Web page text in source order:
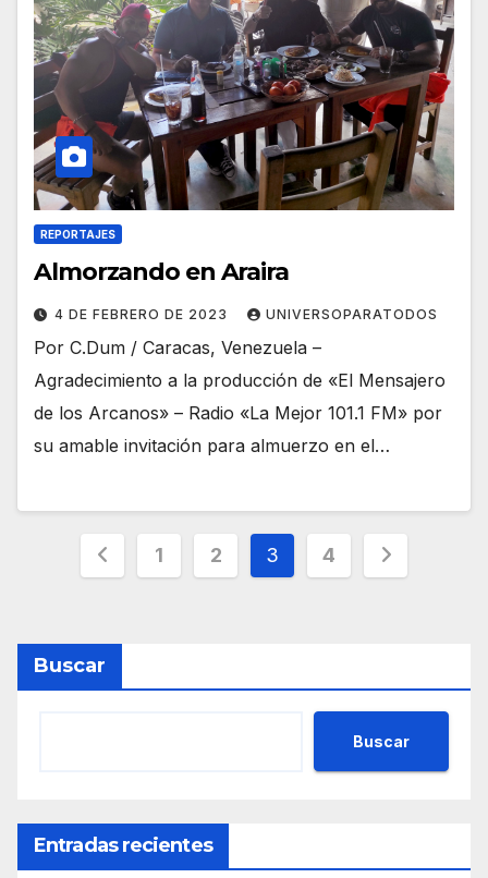
REPORTAJES
Almorzando en Araira
4 DE FEBRERO DE 2023 UNIVERSOPARATODOS
Por C.Dum / Caracas, Venezuela –
Agradecimiento a la producción de «El Mensajero
de los Arcanos» – Radio «La Mejor 101.1 FM» por
su amable invitación para almuerzo en el…
Paginación
entradas
1 2 3 4
Buscar
Buscar
Entradas recientes